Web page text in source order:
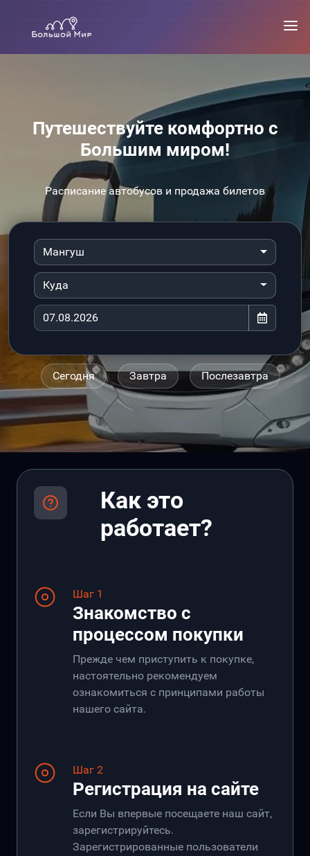
Путешествуйте комфортно с
Большим миром!
Расписание автобусов и продажа билетов
Мангуш
Куда
Сегодня Завтра Послезавтра
Как это
работает?
Шаг 1
Знакомство с
процессом покупки
Прежде чем приступить к покупке,
настоятельно рекомендуем
ознакомиться с принципами работы
нашего сайта.
Шаг 2
Регистрация на сайте
Если Вы впервые посещаете наш сайт,
зарегистрируйтесь.
Зарегистрированные пользователи